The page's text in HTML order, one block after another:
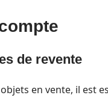
de revente
en vente, il est